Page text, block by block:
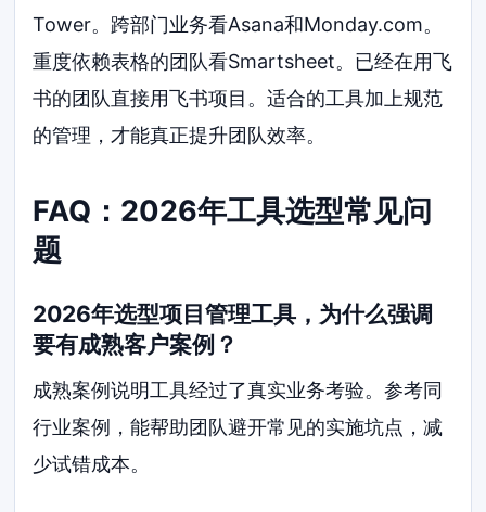
Tower。跨部门业务看Asana和Monday.com。
重度依赖表格的团队看Smartsheet。已经在用飞
书的团队直接用飞书项目。适合的工具加上规范
的管理，才能真正提升团队效率。
FAQ：2026年工具选型常见问
题
2026年选型项目管理工具，为什么强调
要有成熟客户案例？
成熟案例说明工具经过了真实业务考验。参考同
行业案例，能帮助团队避开常见的实施坑点，减
少试错成本。